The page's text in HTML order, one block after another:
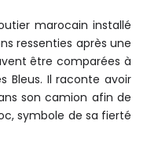
marocain installé
ressenties après une
être comparées à
Bleus. Il raconte avoir
son camion afin de
symbole de sa fierté